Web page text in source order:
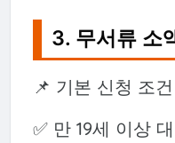
3. 무서류 소
📌 기본 신청 조건
✅ 만 19세 이상